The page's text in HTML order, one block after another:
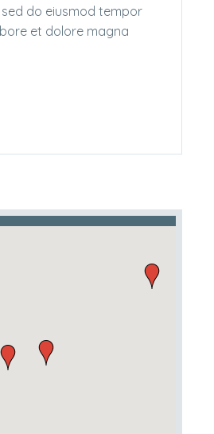
do eiusmod tempor
et dolore magna